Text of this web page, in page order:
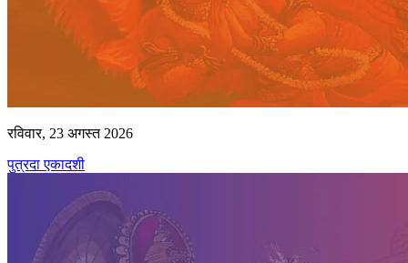
रविवार, 23 अगस्त 2026
पुत्रदा एकादशी